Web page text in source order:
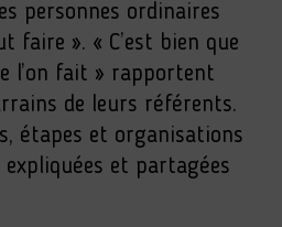
personnes ordinaires
faire ». « C’est bien que
l’on fait » rapportent
de leurs référents.
étapes et organisations
et partagées